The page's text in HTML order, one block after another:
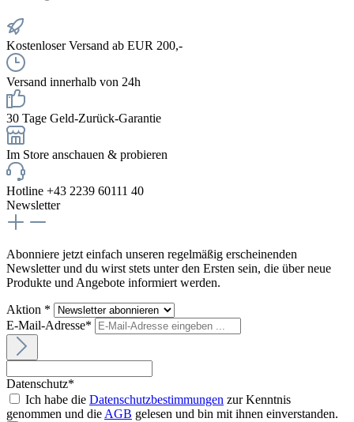
Kostenloser Versand ab EUR 200,-
Versand innerhalb von 24h
30 Tage Geld-Zurück-Garantie
Im Store anschauen & probieren
Hotline +43 2239 60111 40
Newsletter
Abonniere jetzt einfach unseren regelmäßig erscheinenden
Newsletter und du wirst stets unter den Ersten sein, die über neue
Produkte und Angebote informiert werden.
Aktion *
E-Mail-Adresse*
Datenschutz*
Ich habe die Datenschutzbestimmungen zur Kenntnis
genommen und die AGB gelesen und bin mit ihnen einverstanden.